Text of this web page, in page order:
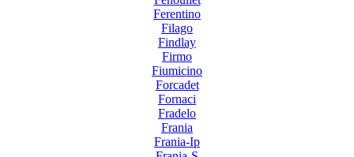
Ferentino
Filago
Findlay
Firmo
Fiumicino
Forcadet
Fornaci
Fradelo
Frania
Frania-Ip